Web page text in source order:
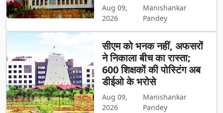
Aug 09,
2026
Manishankar
Pandey
सीएम को भनक नहीं, अफसरों
ने निकाला बीच का रास्ता;
600 शिक्षकों की पोस्टिंग अब
डीईओ के भरोसे
Aug 09,
2026
Manishankar
Pandey